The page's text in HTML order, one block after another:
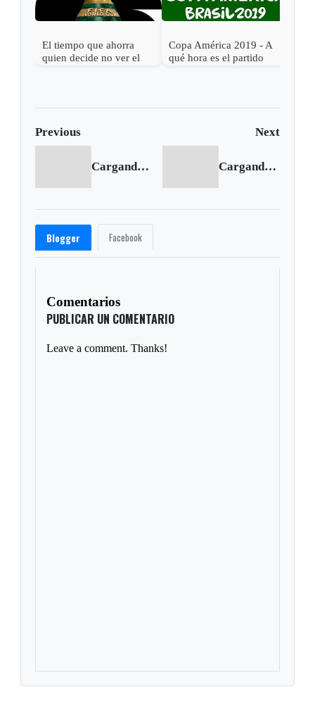
El tiempo que ahorra
quien decide no ver el
Copa América 2019 - A
qué hora es el partido
Previous Next
Cargando anterior... Cargando siguiente...
Blogger Facebook
Comentarios
PUBLICAR UN COMENTARIO
Leave a comment. Thanks!